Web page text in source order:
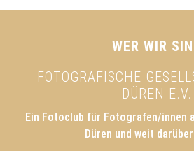
WER WIR
FOTOGRAFISCHE
DÜREN E.V.
Ein Fotoclub für Fotografen/innen
Düren und weit